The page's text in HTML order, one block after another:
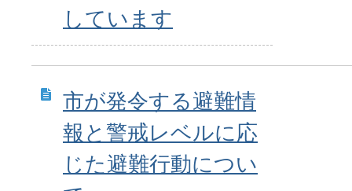
しています
市が発令する避難情
報と警戒レベルに応
じた避難行動につい